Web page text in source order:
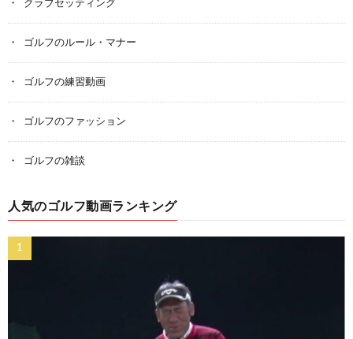
クラブセッティング
ゴルフのルール・マナー
ゴルフの練習動画
ゴルフのファッション
ゴルフの雑談
人気のゴルフ動画ランキング